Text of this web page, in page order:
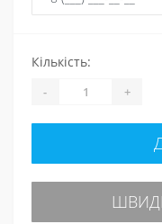
Кількість:
- +